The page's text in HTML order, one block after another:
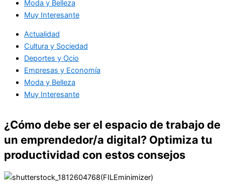
Moda y Belleza
Muy Interesante
Actualidad
Cultura y Sociedad
Deportes y Ocio
Empresas y Economía
Moda y Belleza
Muy Interesante
¿Cómo debe ser el espacio de trabajo de
un emprendedor/a digital? Optimiza tu
productividad con estos consejos